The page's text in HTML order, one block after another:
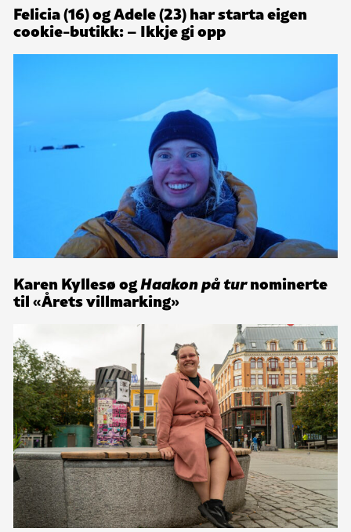
Felicia (16) og Adele (23) har starta eigen
cookie-butikk: – Ikkje gi opp
Karen Kyllesø ogHaakon på turnominerte
til «Årets villmarking»